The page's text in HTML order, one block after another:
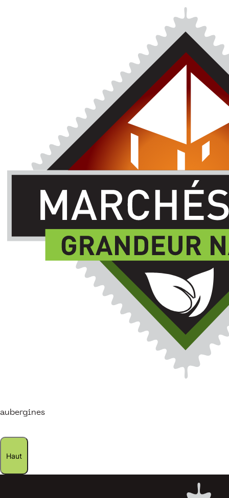
aubergines
Haut